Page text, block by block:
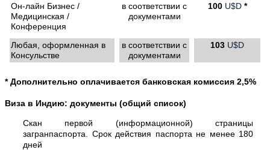
Он-лайн Бизнес /
Медицинская /
Конференция
в соответствии с
документами
100U$D *
Любая, оформленная в
Консульстве
в соответствии с
документами
103 U$D
* Дополнительно оплачивается банковская комиссия 2,5%
Виза в Индию: документы (общий список)
Скан первой (информационной) страницы
загранпаспорта. Срок действия паспорта не менее 180
дней